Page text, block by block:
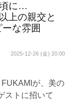
頃に…
上の親交と
な雰囲
2025-12-26 (金) 20:00
が、美の
ストに招いて